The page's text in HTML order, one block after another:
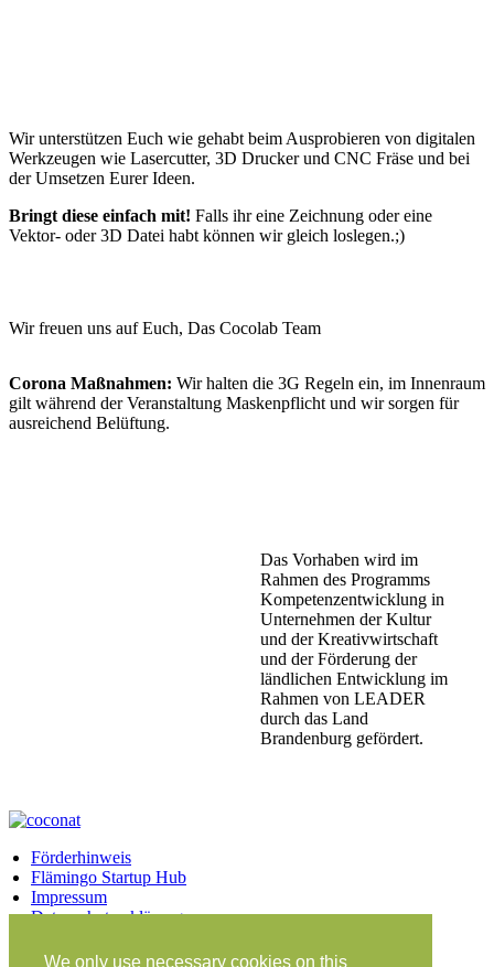
We only use necessary cookies on this
Wir unterstützen Euch wie gehabt beim Ausprobieren von digitalen
Werkzeugen wie Lasercutter, 3D Drucker und CNC Fräse und bei
der Umsetzen Eurer Ideen.
Bringt diese einfach mit! Falls ihr eine Zeichnung oder eine
Vektor- oder 3D Datei habt können wir gleich loslegen.;)
Wir freuen uns auf Euch, Das Cocolab Team
Corona Maßnahmen: Wir halten die 3G Regeln ein, im Innenraum
gilt während der Veranstaltung Maskenpflicht und wir sorgen für
ausreichend Belüftung.
Das Vorhaben wird im
Rahmen des Programms
Kompetenzentwicklung in
Unternehmen der Kultur
und der Kreativwirtschaft
und der Förderung der
ländlichen Entwicklung im
Rahmen von LEADER
durch das Land
Brandenburg gefördert.
Förderhinweis
Flämingo Startup Hub
Impressum
Datenschutzerklärung
Facebook
Twitter Vimeo Instagram